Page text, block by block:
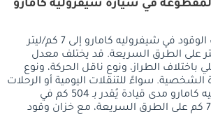
في سيارة شيفروليه كامارو
يصل معدل استهلاك الوقود في شيفروليه كامارو إلى 7 كم/ليتر
10 كم/ليتر على الطرق السريعة. قد يختلف معدل
باختلاف الطراز، ونوع ناقل الحركة، ونوع
الشخصية. سواءً للتنقلات اليومية أو الرحلات
الطويلة، توفر شيفروليه كامارو مدى قيادة يُقدر بـ 504 كم في
المدينة، ويصل إلى 720 كم على الطرق السريعة، مع خزان وقود